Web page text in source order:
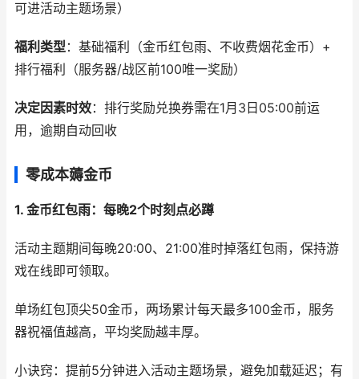
可进活动主题场景）
福利类型：基础福利（金币红包雨、不收费烟花金币）+
排行福利（服务器/战区前100唯一奖励）
决定因素时效：排行奖励兑换券需在1月3日05:00前运
用，逾期自动回收
零成本薅金币
1. 金币红包雨：每晚2个时刻点必蹲
活动主题期间每晚20:00、21:00准时掉落红包雨，保持游
戏在线即可领取。
单场红包顶尖50金币，两场累计每天最多100金币，服务
器祝福值越高，平均奖励越丰厚。
小诀窍：提前5分钟进入活动主题场景，避免加载延迟；有